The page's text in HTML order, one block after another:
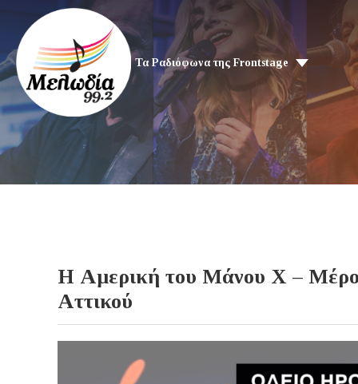
Τα Ραδιόφωνα της Frontstage
Η Αμερική του Μάνου Χ –
Αττικού